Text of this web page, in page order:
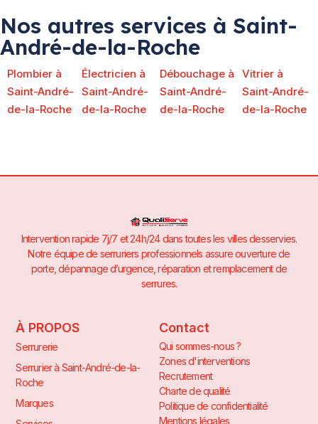
Nos autres services à Saint-
André-de-la-Roche
Plombier à
Saint-André-
de-la-Roche
Électricien à
Saint-André-
de-la-Roche
Débouchage à
Saint-André-
de-la-Roche
Vitrier à
Saint-André-
de-la-Roche
Intervention rapide 7j/7 et 24h/24 dans toutes les villes desservies.
Notre équipe de serruriers professionnels assure ouverture de
porte, dépannage d’urgence, réparation et remplacement de
serrures.
À PROPOS
Serrurerie
Serrurier à Saint-André-de-la-
Roche
Marques
Contact
Qui sommes-nous ?
Zones d'interventions
Recrutement
Charte de qualité
Politique de confidentialité
Mentions légales